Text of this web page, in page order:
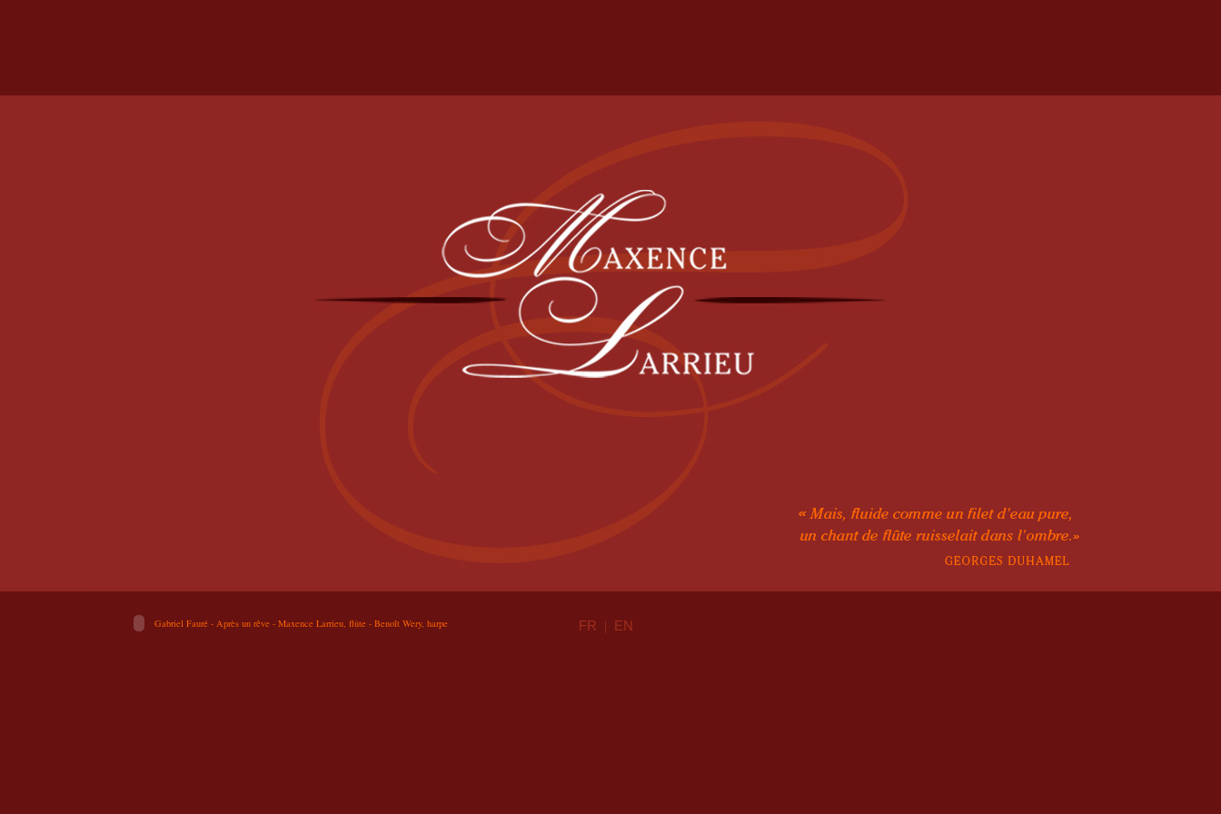
FR | EN
Gabriel Fauré - Après un rêve - Maxence Larrieu, flûte - Benoît Wery, harpe